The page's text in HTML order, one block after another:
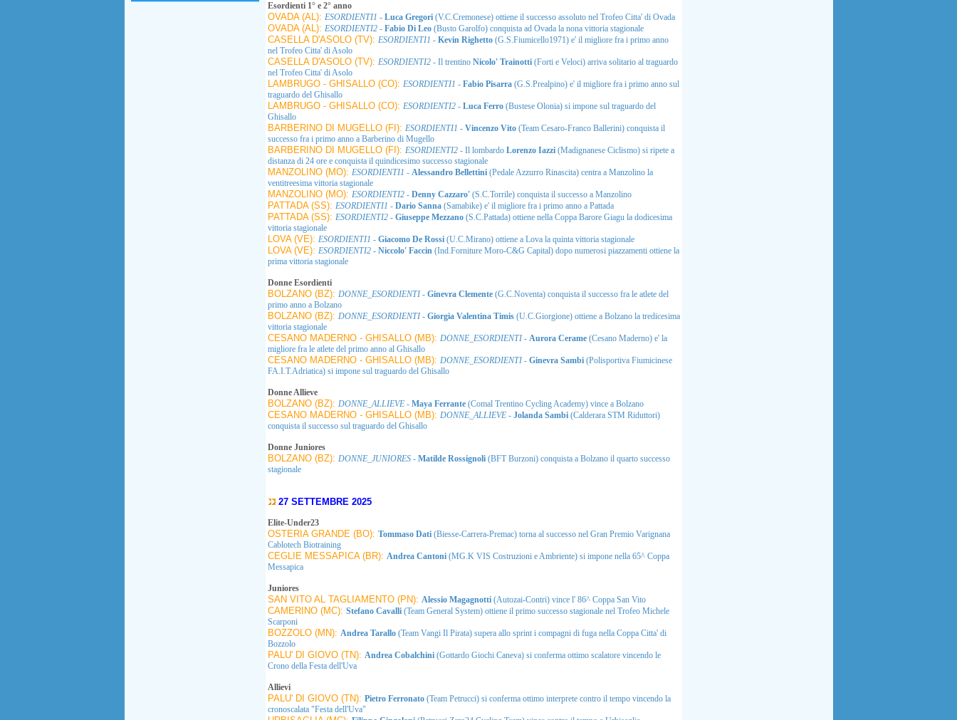
Esordienti 1° e 2° anno
OVADA (AL): ESORDIENTI1 - Luca Gregori (V.C.Cremonese) ottiene il successo assoluto nel Trofeo Citta' di Ovada
OVADA (AL): ESORDIENTI2- Fabio Di Leo (Busto Garolfo) conquista ad Ovada la nona vittoria stagionale
CASELLA D'ASOLO (TV): ESORDIENTI1 - Kevin Righetto (G.S.Fiumicello1971) e' il migliore fra i primo anno
nel Trofeo Citta' di Asolo
CASELLA D'ASOLO (TV): ESORDIENTI2- Il trentino Nicolo' Trainotti (Forti e Veloci) arriva solitario al traguardo
nel Trofeo Citta' di Asolo
LAMBRUGO - GHISALLO (CO): ESORDIENTI1 - Fabio Pisarra (G.S.Prealpino) e' il migliore fra i primo anno sul
traguardo del Ghisallo
LAMBRUGO - GHISALLO (CO): ESORDIENTI2- Luca Ferro (Bustese Olonia) si impone sul traguardo del
Ghisallo
BARBERINO DI MUGELLO (FI): ESORDIENTI1 - Vincenzo Vito (Team Cesaro-Franco Ballerini) conquista il
successo fra i primo anno a Barberino di Mugello
BARBERINO DI MUGELLO (FI): ESORDIENTI2- Il lombardo Lorenzo Iazzi (Madignanese Ciclismo) si ripete a
distanza di 24 ore e conquista il quindicesimo successo stagionale
MANZOLINO (MO): ESORDIENTI1 - Alessandro Bellettini (Pedale Azzurro Rinascita) centra a Manzolino la
ventitreesima vittoria stagionale
MANZOLINO (MO): ESORDIENTI2- Denny Cazzaro' (S.C.Torrile) conquista il successo a Manzolino
PATTADA (SS): ESORDIENTI1 - Dario Sanna (Samabike) e' il migliore fra i primo anno a Pattada
PATTADA (SS): ESORDIENTI2- Giuseppe Mezzano (S.C.Pattada) ottiene nella Coppa Barore Giagu la dodicesima
vittoria stagionale
LOVA (VE): ESORDIENTI1 - Giacomo De Rossi (U.C.Mirano) ottiene a Lova la quinta vittoria stagionale
LOVA (VE): ESORDIENTI2- Niccolo' Faccin (Ind.Forniture Moro-C&G Capital) dopo numerosi piazzamenti ottiene la
prima vittoria stagionale
Donne Esordienti
BOLZANO (BZ): DONNE_ESORDIENTI- Ginevra Clemente (G.C.Noventa) conquista il successo fra le atlete del
primo anno a Bolzano
BOLZANO (BZ): DONNE_ESORDIENTI- Giorgia Valentina Timis (U.C.Giorgione) ottiene a Bolzano la tredicesima
vittoria stagionale
CESANO MADERNO - GHISALLO (MB): DONNE_ESORDIENTI- Aurora Cerame (Cesano Maderno) e' la
migliore fra le atlete del primo anno al Ghisallo
CESANO MADERNO - GHISALLO (MB): DONNE_ESORDIENTI- Ginevra Sambi (Polisportiva Fiumicinese
FA.I.T.Adriatica) si impone sul traguardo del Ghisallo
Donne Allieve
BOLZANO (BZ): DONNE_ALLIEVE- Maya Ferrante (Comal Trentino Cycling Academy) vince a Bolzano
CESANO MADERNO - GHISALLO (MB): DONNE_ALLIEVE- Jolanda Sambi (Calderara STM Riduttori)
conquista il successo sul traguardo del Ghisallo
Donne Juniores
BOLZANO (BZ): DONNE_JUNIORES- Matilde Rossignoli (BFT Burzoni) conquista a Bolzano il quarto successo
stagionale
27 SETTEMBRE 2025
Elite-Under23
OSTERIA GRANDE (BO): Tommaso Dati (Biesse-Carrera-Premac) torna al successo nel Gran Premio Varignana
Cablotech Biotraining
CEGLIE MESSAPICA (BR): Andrea Cantoni (MG.K VIS Costruzioni e Ambriente) si impone nella 65^ Coppa
Messapica
Juniores
SAN VITO AL TAGLIAMENTO (PN): Alessio Magagnotti (Autozai-Contri) vince l' 86^ Coppa San Vito
CAMERINO (MC): Stefano Cavalli (Team General System) ottiene il primo successo stagionale nel Trofeo Michele
Scarponi
BOZZOLO (MN): Andrea Tarallo (Team Vangi Il Pirata) supera allo sprint i compagni di fuga nella Coppa Citta' di
Bozzolo
PALU' DI GIOVO (TN): Andrea Cobalchini (Gottardo Giochi Caneva) si conferma ottimo scalatore vincendo le
Crono della Festa dell'Uva
Allievi
PALU' DI GIOVO (TN): Pietro Ferronato (Team Petrucci) si conferma ottimo interprete contro il tempo vincendo la
cronoscalata "Festa dell'Uva"